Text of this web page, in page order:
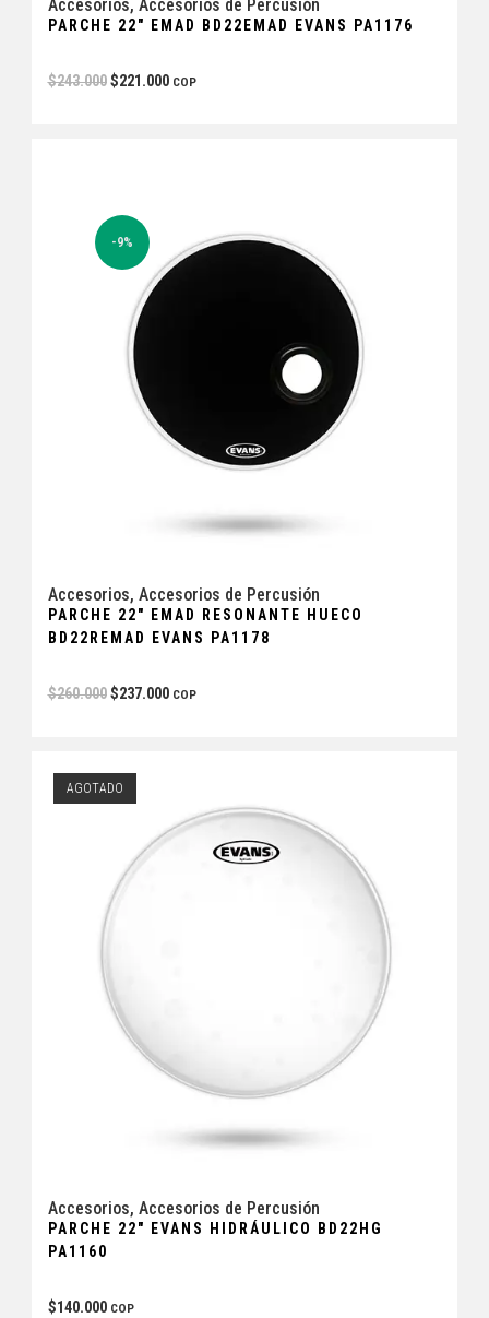
Accesorios, Accesorios de Percusión
PARCHE 22″ EMAD BD22EMAD EVANS PA1176
$243.000 $221.000 COP
-9%
Accesorios, Accesorios de Percusión
PARCHE 22″ EMAD RESONANTE HUECO
BD22REMAD EVANS PA1178
$260.000 $237.000 COP
AGOTADO
Accesorios, Accesorios de Percusión
PARCHE 22″ EVANS HIDRÁULICO BD22HG
PA1160
$140.000 COP